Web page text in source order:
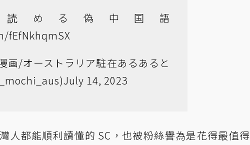
める偽中国語
fEfNkhqmSX
/オーストラリア駐在あるあると
July 14, 2023
人都能順利讀懂的 SC，也被粉絲譽為是花得最值得